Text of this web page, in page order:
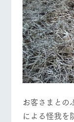
お客さまとの
による怪我を